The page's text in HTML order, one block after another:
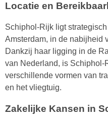
Locatie en
Schiphol-Rijk ligt
Amsterdam, in de nabijheid
Dankzij haar ligging in de
van Nederland, is
verschillende vormen van
en het vliegtuig.
Zakelijke Kansen in